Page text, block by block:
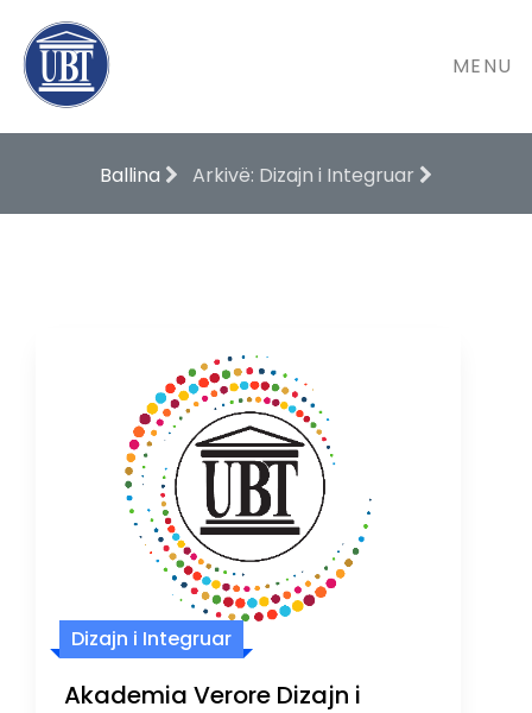
MENU
Ballina Arkivë: Dizajn i Integruar
Dizajn i Integruar
Akademia Verore Dizajn i